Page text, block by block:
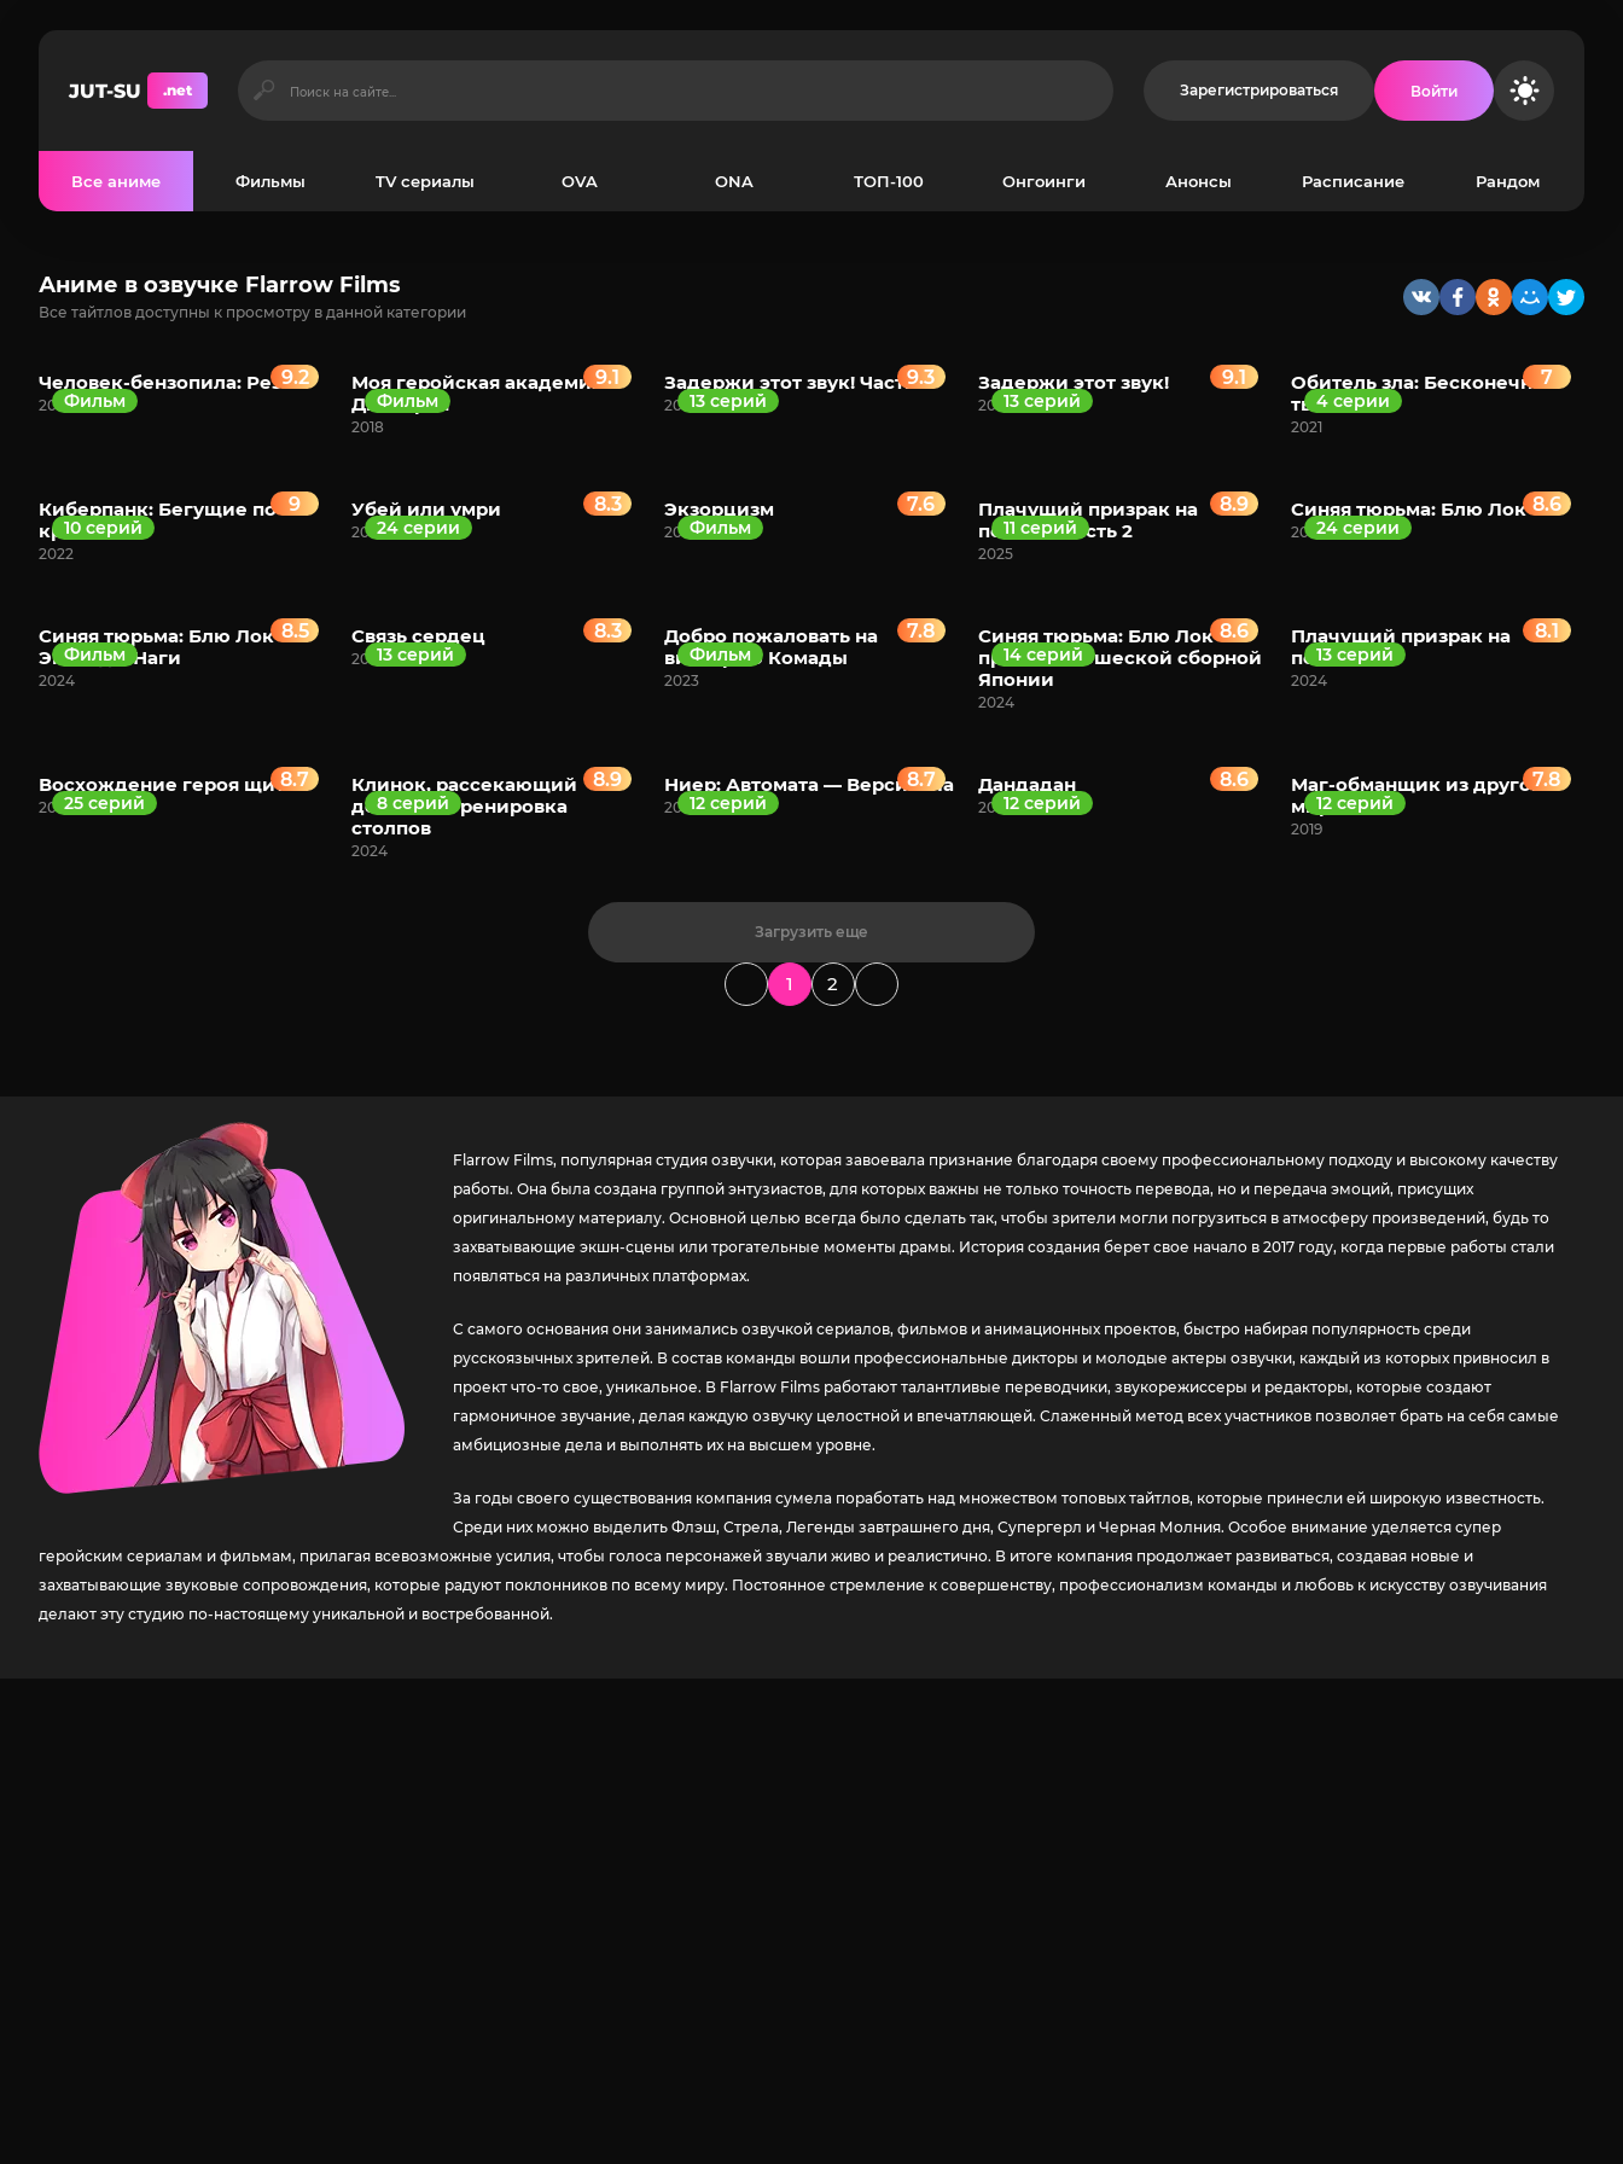
JUT-SU .net Зарегистрироваться Войти
Все аниме Фильмы TV сериалы OVA ONA ТОП-100 Онгоинги Анонсы Расписание Рандом
Аниме в озвучке Flarrow Films
Все тайтлов доступны к просмотру в данной категории
Человек-бензопила: Резе
2025
9.2
Фильм
Моя геройская академия:
Два героя
2018
9.1
Фильм
Задержи этот звук! Часть 2
2019
9.3
13 серий
Задержи этот звук!
2019
9.1
13 серий
Обитель зла: Бесконечная
тьма
2021
7
4 серии
Киберпанк: Бегущие по
краю
2022
9
10 серий
Убей или умри
2013
8.3
24 серии
Экзорцизм
2025
7.6
Фильм
Плачущий призрак на
пенсии. Часть 2
2025
8.9
11 серий
Синяя тюрьма: Блю Лок
2022
8.6
24 серии
Синяя тюрьма: Блю Лок —
Эпизод с Наги
2024
8.5
Фильм
Связь сердец
2012
8.3
13 серий
Добро пожаловать на
вискарню Комады
2023
7.8
Фильм
Синяя тюрьма: Блю Лок
против юношеской сборной
Японии
2024
8.6
14 серий
Плачущий призрак на
пенсии
2024
8.1
13 серий
Восхождение героя щита
2019
8.7
25 серий
Клинок, рассекающий
демонов: Тренировка
столпов
2024
8.9
8 серий
Ниер: Автомата — Версия 1.1а
2023
8.7
12 серий
Дандадан
2024
8.6
12 серий
Маг-обманщик из другого
мира
2019
7.8
12 серий
Загрузить еще
1 2
Flarrow Films, популярная студия озвучки, которая завоевала признание благодаря своему профессиональному подходу и высокому качеству
работы. Она была создана группой энтузиастов, для которых важны не только точность перевода, но и передача эмоций, присущих
оригинальному материалу. Основной целью всегда было сделать так, чтобы зрители могли погрузиться в атмосферу произведений, будь то
захватывающие экшн-сцены или трогательные моменты драмы. История создания берет свое начало в 2017 году, когда первые работы стали
появляться на различных платформах.
С самого основания они занимались озвучкой сериалов, фильмов и анимационных проектов, быстро набирая популярность среди
русскоязычных зрителей. В состав команды вошли профессиональные дикторы и молодые актеры озвучки, каждый из которых привносил в
проект что-то свое, уникальное. В Flarrow Films работают талантливые переводчики, звукорежиссеры и редакторы, которые создают
гармоничное звучание, делая каждую озвучку целостной и впечатляющей. Слаженный метод всех участников позволяет брать на себя самые
амбициозные дела и выполнять их на высшем уровне.
За годы своего существования компания сумела поработать над множеством топовых тайтлов, которые принесли ей широкую известность.
Среди них можно выделить Флэш, Стрела, Легенды завтрашнего дня, Супергерл и Черная Молния. Особое внимание уделяется супер
геройским сериалам и фильмам, прилагая всевозможные усилия, чтобы голоса персонажей звучали живо и реалистично. В итоге компания продолжает развиваться, создавая новые и
захватывающие звуковые сопровождения, которые радуют поклонников по всему миру. Постоянное стремление к совершенству, профессионализм команды и любовь к искусству озвучивания
делают эту студию по-настоящему уникальной и востребованной.